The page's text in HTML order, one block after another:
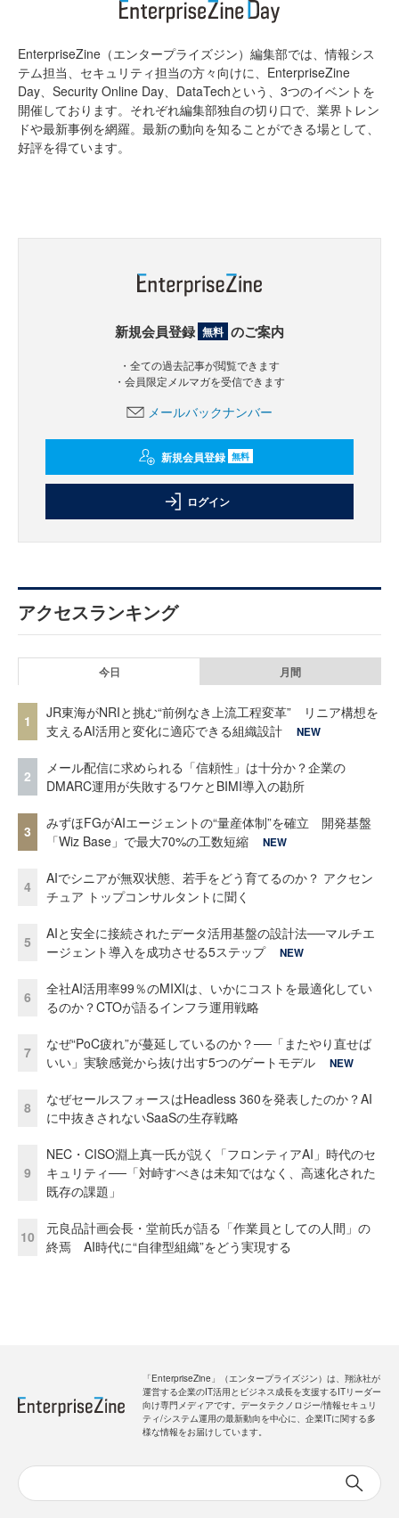
EnterpriseZine（エンタープライズジン）編集部では、情報シス
テム担当、セキュリティ担当の方々向けに、EnterpriseZine
Day、Security Online Day、DataTechという、3つのイベントを
開催しております。それぞれ編集部独自の切り口で、業界トレン
ドや最新事例を網羅。最新の動向を知ることができる場として、
好評を得ています。
新規会員登録 無料 のご案内
・全ての過去記事が閲覧できます
・会員限定メルマガを受信できます
メールバックナンバー
新規会員登録 無料
ログイン
アクセスランキング
今日 月間
1
JR東海がNRIと挑む“前例なき上流工程変革” リニア構想を
支えるAI活用と変化に適応できる組織設計
NEW
2
メール配信に求められる「信頼性」は十分か？企業の
DMARC運用が失敗するワケとBIMI導入の勘所
3
みずほFGがAIエージェントの“量産体制”を確立 開発基盤
「Wiz Base」で最大70%の工数短縮
NEW
4
AIでシニアが無双状態、若手をどう育てるのか？ アクセン
チュア トップコンサルタントに聞く
5
AIと安全に接続されたデータ活用基盤の設計法──マルチエ
ージェント導入を成功させる5ステップ
NEW
6
全社AI活用率99％のMIXIは、いかにコストを最適化してい
るのか？CTOが語るインフラ運用戦略
7
なぜ“PoC疲れ”が蔓延しているのか？──「またやり直せば
いい」実験感覚から抜け出す5つのゲートモデル
NEW
8
なぜセールスフォースはHeadless 360を発表したのか？AI
に中抜きされないSaaSの生存戦略
9
NEC・CISO淵上真一氏が説く「フロンティアAI」時代のセ
キュリティ──「対峙すべきは未知ではなく、高速化された
既存の課題」
10
元良品計画会長・堂前氏が語る「作業員としての人間」の
終焉 AI時代に“自律型組織”をどう実現する
「EnterpriseZine」（エンタープライズジン）は、翔泳社が
運営する企業のIT活用とビジネス成長を支援するITリーダー
向け専門メディアです。データテクノロジー/情報セキュリ
ティ/システム運用の最新動向を中心に、企業ITに関する多
様な情報をお届けしています。